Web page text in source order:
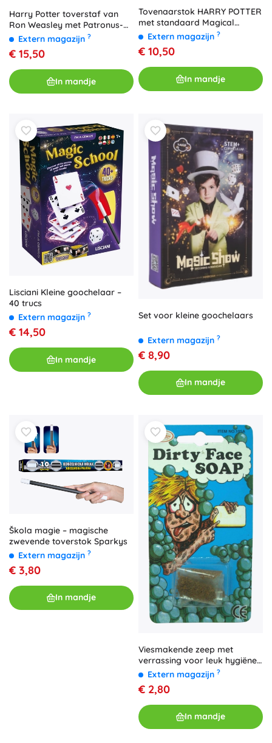
Harry Potter toverstaf van
Ron Weasley met Patronus-
projectie
Extern magazijn ?
€ 15,50
In mandje
Tovenaarstok HARRY POTTER
met standaard Magical
Creatures – verzamelreplica
Extern magazijn ?
€ 10,50
In mandje
Lisciani Kleine goochelaar –
40 trucs
Extern magazijn ?
€ 14,50
In mandje
Set voor kleine goochelaars
Extern magazijn ?
€ 8,90
In mandje
Škola magie – magische
zwevende toverstok Sparkys
Extern magazijn ?
€ 3,80
In mandje
Viesmakende zeep met
verrassing voor leuk hygiëne-
lerenExtern magazijn ?
€ 2,80
In mandje